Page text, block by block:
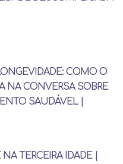
COMO O
NA CONVERSA SOBRE
SAUDÁVEL |
TERCEIRA IDADE |